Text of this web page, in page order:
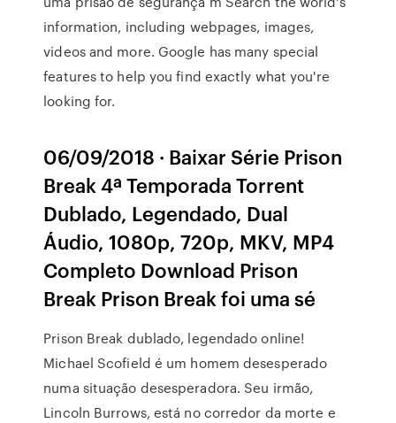
information, including webpages, images,
videos and more. Google has many special
features to help you find exactly what you're
looking for.
06/09/2018 · Baixar Série Prison
Break 4ª Temporada Torrent
Dublado, Legendado, Dual
Áudio, 1080p, 720p, MKV, MP4
Completo Download Prison
Break Prison Break foi uma sé
Prison Break dublado, legendado online!
Michael Scofield é um homem desesperado
numa situação desesperadora. Seu irmão,
Lincoln Burrows, está no corredor da morte e